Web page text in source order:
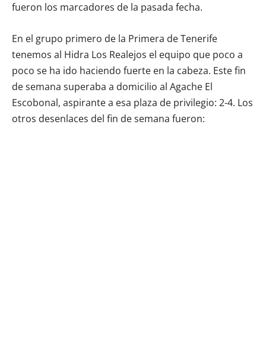
fueron los marcadores de la pasada fecha.
En el grupo primero de la Primera de Tenerife
tenemos al Hidra Los Realejos el equipo que poco a
poco se ha ido haciendo fuerte en la cabeza. Este fin
de semana superaba a domicilio al Agache El
Escobonal, aspirante a esa plaza de privilegio: 2-4. Los
otros desenlaces del fin de semana fueron: